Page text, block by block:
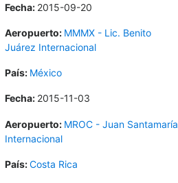
Fecha: 2015-09-20
Aeropuerto: MMMX - Lic. Benito
Juárez Internacional
País: México
Fecha: 2015-11-03
Aeropuerto: MROC - Juan Santamaría
Internacional
País:Costa Rica